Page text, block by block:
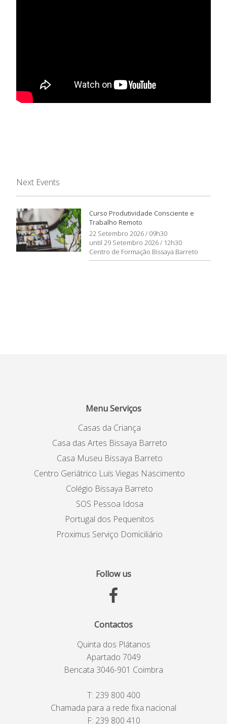
Next Events
Curso Produtividade Consciente e
Trabalho Remoto
22 Setembro 2026 / 09h30
until 29 Setembro 2026 / 12h30
Centro de Formação Bissaya Barreto
Menu Serviços
Casas da Criança
Casa das Artes Bissaya Barreto
Casa Museu Bissaya Barreto
Centro Geriátrico Luís Viegas Nascimento
Colégio Bissaya Barreto
SOS Pessoa Idosa
Portugal dos Pequenitos
Proximus Serviço Domiciliário
Follow us
Contactos
Quinta dos Plátanos
Apartado 7049
Bencata 3046-901 Coimbra
T: 239 800 400
Chamada para a rede fixa nacional
F: 239 800 410